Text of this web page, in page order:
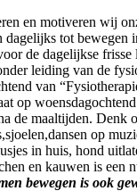
en motiveren wij
dagelijks tot bewegen
de dagelijkse frisse
leiding van de
van
op
de maaltijden. Denk
op
in huis, hond
en kauwen is een
bewegen is ook